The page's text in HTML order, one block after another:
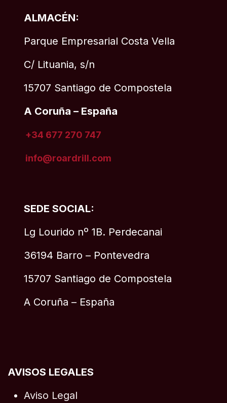
SEDE SOCIAL:
Lg Lourido nº 1B. Perdecanai
36194 Barro – Pontevedra
15707 Santiago de Compostela
A Coruña – España
ALMACÉN:
Parque Empresarial Costa Vella
C/ Lituania, s/n
15707 Santiago de Compostela
A Coruña – España
+34 677 270 747
info@roardrill.com
AVISOS LEGALES
Aviso Legal